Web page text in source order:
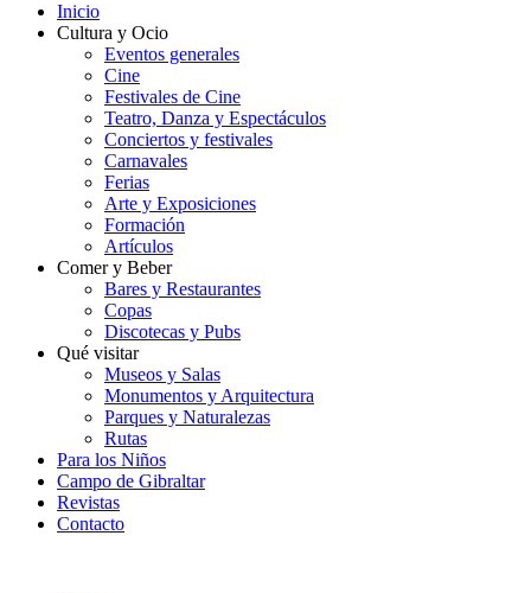
Inicio
Cultura y Ocio
Eventos generales
Cine
Festivales de Cine
Teatro, Danza y Espectáculos
Conciertos y festivales
Carnavales
Ferias
Arte y Exposiciones
Formación
Artículos
Comer y Beber
Bares y Restaurantes
Copas
Discotecas y Pubs
Qué visitar
Museos y Salas
Monumentos y Arquitectura
Parques y Naturalezas
Rutas
Para los Niños
Campo de Gibraltar
Revistas
Contacto